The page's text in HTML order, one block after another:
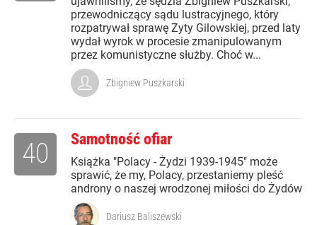
przewodniczący sądu lustracyjnego, który
rozpatrywał sprawę Zyty Gilowskiej, przed laty
wydał wyrok w procesie zmanipulowanym
przez komunistyczne służby. Choć w...
Zbigniew Puszkarski
Samotność ofiar
Książka "Polacy - Żydzi 1939-1945" może
sprawić, że my, Polacy, przestaniemy pleść
androny o naszej wrodzonej miłości do Żydów
40
Dariusz Baliszewski